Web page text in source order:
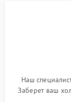
Наш
Заберет ваш